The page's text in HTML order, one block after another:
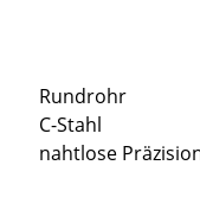
Rundrohr
C-Stahl
nahtlose